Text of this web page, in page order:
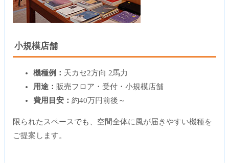
小規模店舗
機種例： 天カセ2方向 2馬力
用途： 販売フロア・受付・小規模店舗
費用目安： 約40万円前後～
限られたスペースでも、空間全体に風が届きやすい機種を
ご提案します。